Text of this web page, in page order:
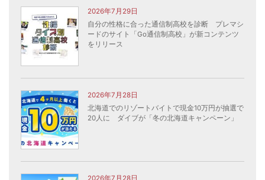
2026年7月29日
自分の性格に合った通信制高校を診断 プレマシ
ードのサイト「Go通信制高校」が新コンテンツ
をリリース
2026年7月28日
北海道でのリゾートバイトで現金10万円が抽選で
20人に ダイブが「冬の北海道キャンペーン」
2026年7月28日